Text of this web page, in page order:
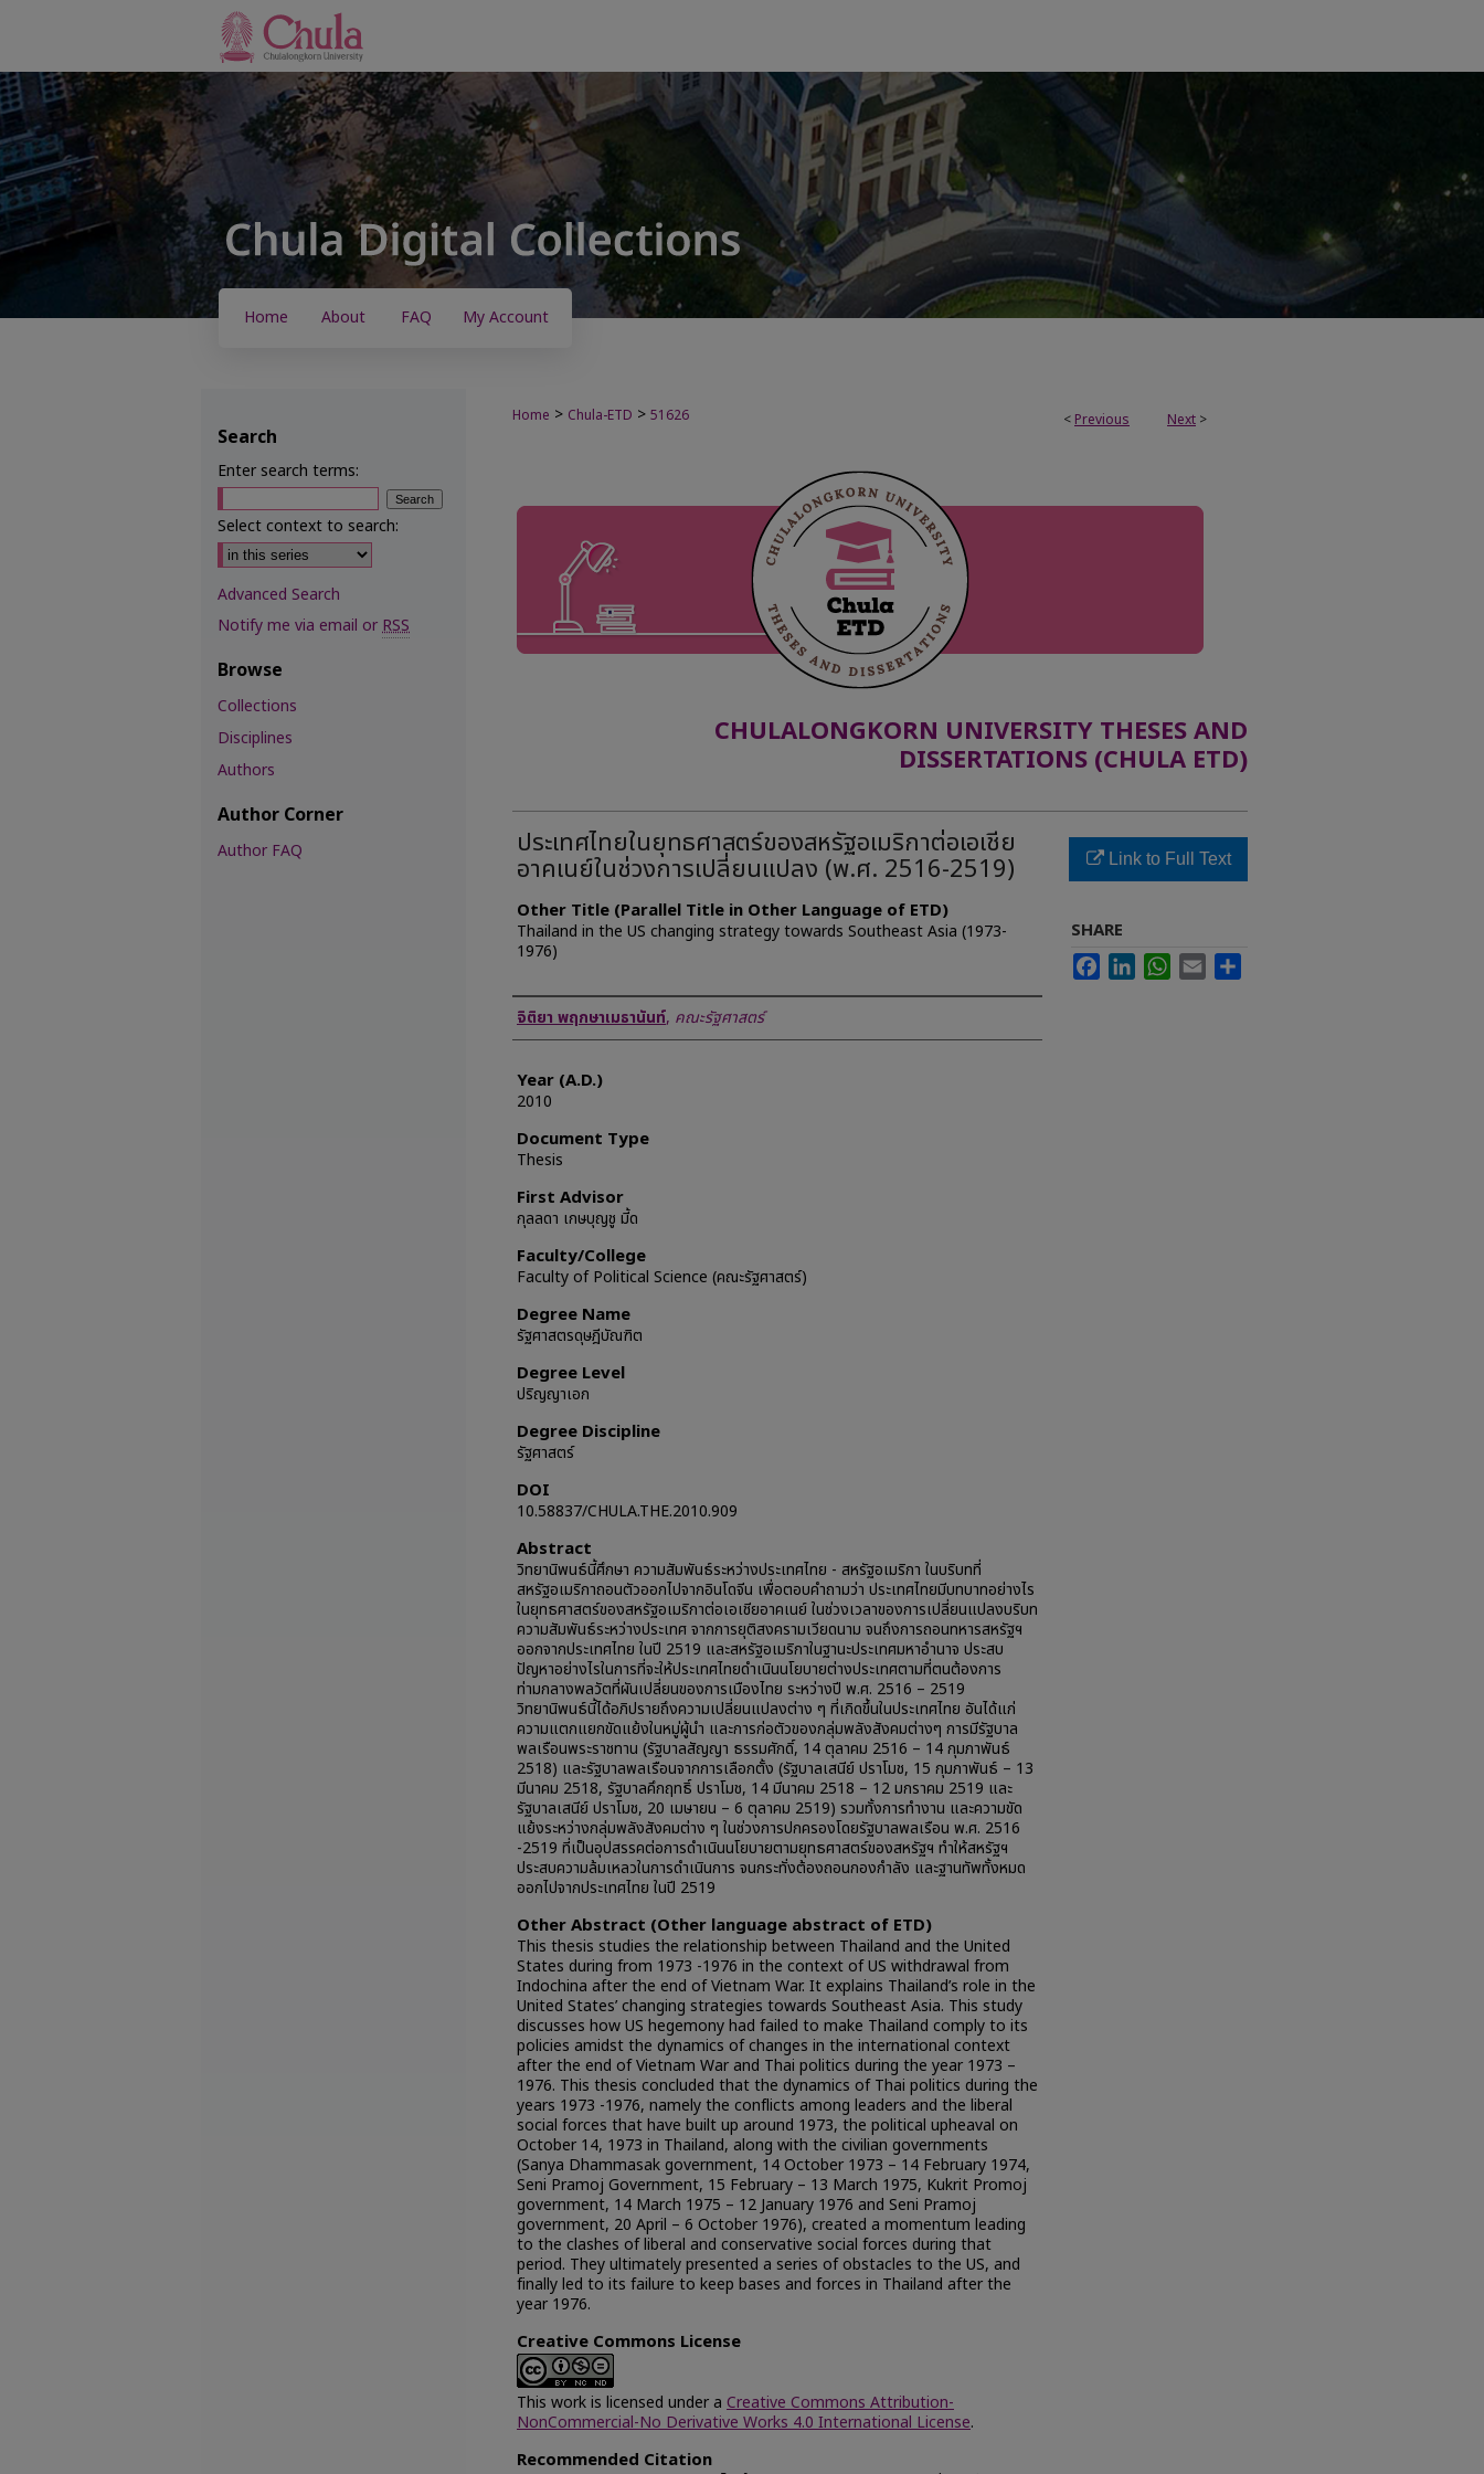
Home About FAQ My Account
< Previous Next >
Home > Chula-ETD > 51626
CHULALONGKORN UNIVERSITY THESES AND
DISSERTATIONS (CHULA ETD)
ประเทศไทยในยุทธศาสตร์ของสหรัฐอเมริกาต่อเอเชีย
อาคเนย์ในช่วงการเปลี่ยนแปลง (พ.ศ. 2516-2519)
Other Title (Parallel Title in Other Language of ETD)
Thailand in the US changing strategy towards Southeast Asia (1973-
1976)
Author
จิติยา พฤกษาเมธานันท์, คณะรัฐศาสตร์
Year (A.D.)
2010
Document Type
Thesis
First Advisor
กุลลดา เกษบุญชู มี้ด
Faculty/College
Faculty of Political Science (คณะรัฐศาสตร์)
Degree Name
รัฐศาสตรดุษฎีบัณฑิต
Degree Level
ปริญญาเอก
Degree Discipline
รัฐศาสตร์
DOI
10.58837/CHULA.THE.2010.909
Abstract
วิทยานิพนธ์นี้ศึกษา ความสัมพันธ์ระหว่างประเทศไทย - สหรัฐอเมริกา ในบริบทที่
สหรัฐอเมริกาถอนตัวออกไปจากอินโดจีน เพื่อตอบคำถามว่า ประเทศไทยมีบทบาทอย่างไร
ในยุทธศาสตร์ของสหรัฐอเมริกาต่อเอเชียอาคเนย์ ในช่วงเวลาของการเปลี่ยนแปลงบริบท
ความสัมพันธ์ระหว่างประเทศ จากการยุติสงครามเวียดนาม จนถึงการถอนทหารสหรัฐฯ
ออกจากประเทศไทย ในปี 2519 และสหรัฐอเมริกาในฐานะประเทศมหาอำนาจ ประสบ
ปัญหาอย่างไรในการที่จะให้ประเทศไทยดำเนินนโยบายต่างประเทศตามที่ตนต้องการ
ท่ามกลางพลวัตที่ผันเปลี่ยนของการเมืองไทย ระหว่างปี พ.ศ. 2516 – 2519
วิทยานิพนธ์นี้ได้อภิปรายถึงความเปลี่ยนแปลงต่าง ๆ ที่เกิดขึ้นในประเทศไทย อันได้แก่
ความแตกแยกขัดแย้งในหมู่ผู้นำ และการก่อตัวของกลุ่มพลังสังคมต่างๆ การมีรัฐบาล
พลเรือนพระราชทาน (รัฐบาลสัญญา ธรรมศักดิ์, 14 ตุลาคม 2516 – 14 กุมภาพันธ์
2518) และรัฐบาลพลเรือนจากการเลือกตั้ง (รัฐบาลเสนีย์ ปราโมช, 15 กุมภาพันธ์ – 13
มีนาคม 2518, รัฐบาลคึกฤทธิ์ ปราโมช, 14 มีนาคม 2518 – 12 มกราคม 2519 และ
รัฐบาลเสนีย์ ปราโมช, 20 เมษายน – 6 ตุลาคม 2519) รวมทั้งการทำงาน และความขัด
แย้งระหว่างกลุ่มพลังสังคมต่าง ๆ ในช่วงการปกครองโดยรัฐบาลพลเรือน พ.ศ. 2516
-2519 ที่เป็นอุปสรรคต่อการดำเนินนโยบายตามยุทธศาสตร์ของสหรัฐฯ ทำให้สหรัฐฯ
ประสบความล้มเหลวในการดำเนินการ จนกระทั่งต้องถอนกองกำลัง และฐานทัพทั้งหมด
ออกไปจากประเทศไทย ในปี 2519
Other Abstract (Other language abstract of ETD)
This thesis studies the relationship between Thailand and the United
States during from 1973 -1976 in the context of US withdrawal from
Indochina after the end of Vietnam War. It explains Thailand’s role in the
United States’ changing strategies towards Southeast Asia. This study
discusses how US hegemony had failed to make Thailand comply to its
policies amidst the dynamics of changes in the international context
after the end of Vietnam War and Thai politics during the year 1973 –
1976. This thesis concluded that the dynamics of Thai politics during the
years 1973 -1976, namely the conflicts among leaders and the liberal
social forces that have built up around 1973, the political upheaval on
October 14, 1973 in Thailand, along with the civilian governments
(Sanya Dhammasak government, 14 October 1973 – 14 February 1974,
Seni Pramoj Government, 15 February – 13 March 1975, Kukrit Promoj
government, 14 March 1975 – 12 January 1976 and Seni Pramoj
government, 20 April – 6 October 1976), created a momentum leading
to the clashes of liberal and conservative social forces during that
period. They ultimately presented a series of obstacles to the US, and
finally led to its failure to keep bases and forces in Thailand after the
year 1976.
Creative Commons License
This work is licensed under a Creative Commons Attribution-
NonCommercial-No Derivative Works 4.0 International License.
Recommended Citation
Link to Full Text
SHARE
FacebookLinkedInWhatsApp
Email
Search
Enter search terms:
Select context to search:
Advanced Search
Notify me via email orRSS
Browse
Collections
Disciplines
Authors
Author Corner
Author FAQ